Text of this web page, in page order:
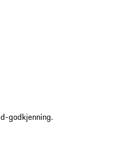
godkjenning.